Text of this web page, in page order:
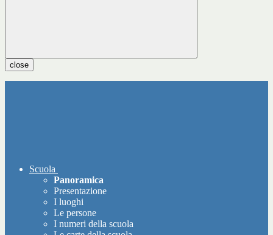
close
Scuola
Panoramica
Presentazione
I luoghi
Le persone
I numeri della scuola